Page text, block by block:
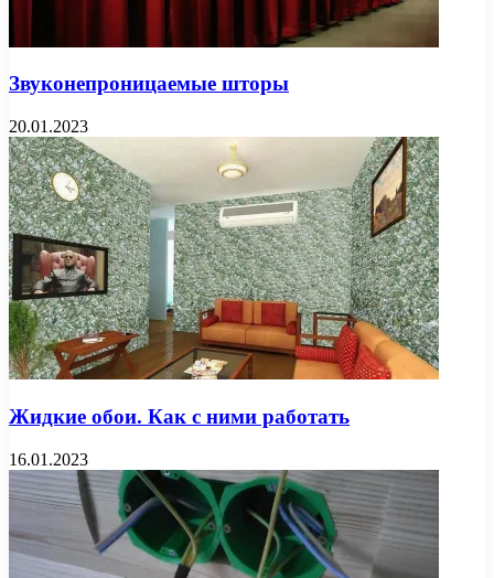
Звуконепроницаемые шторы
20.01.2023
Жидкие обои. Как с ними работать
16.01.2023